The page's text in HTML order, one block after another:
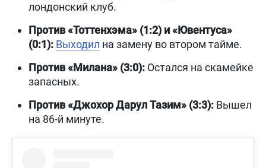
лондонский клуб.
Против «Тоттенхэма» (1:2) и «Ювентуса»
(0:1): Выходил на замену во втором тайме.
Против «Милана» (3:0): Остался на скамейке
запасных.
Против «Джохор Дарул Тазим» (3:3): Вышел
на 86-й минуте.